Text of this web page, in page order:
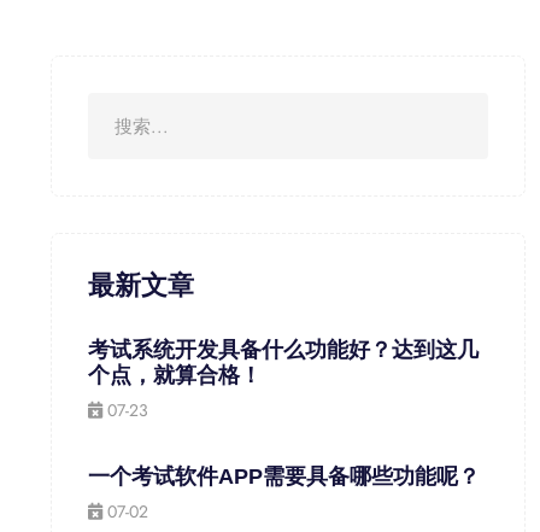
最新文章
考试系统开发具备什么功能好？达到这几
个点，就算合格！
07-23
一个考试软件APP需要具备哪些功能呢？
07-02